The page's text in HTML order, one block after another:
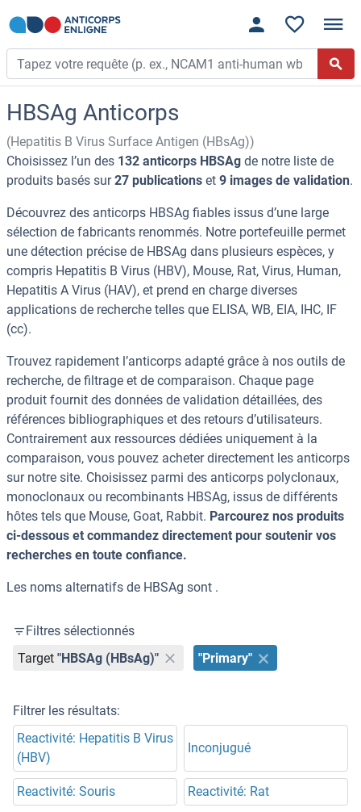
HBSAg Anticorps
(Hepatitis B Virus Surface Antigen (HBsAg))
Choisissez l’un des 132 anticorps HBSAg de notre liste de
produits basés sur27 publications et 9 images de validation.
Découvrez des anticorps HBSAg fiables issus d’une large
sélection de fabricants renommés. Notre portefeuille permet
une détection précise de HBSAg dans plusieurs espèces, y
compris Hepatitis B Virus (HBV), Mouse, Rat, Virus, Human,
Hepatitis A Virus (HAV), et prend en charge diverses
applications de recherche telles que ELISA, WB, EIA, IHC, IF
(cc).
Trouvez rapidement l’anticorps adapté grâce à nos outils de
recherche, de filtrage et de comparaison. Chaque page
produit fournit des données de validation détaillées, des
références bibliographiques et des retours d’utilisateurs.
Contrairement aux ressources dédiées uniquement à la
comparaison, vous pouvez acheter directement les anticorps
sur notre site. Choisissez parmi des anticorps polyclonaux,
monoclonaux ou recombinants HBSAg, issus de différents
hôtes tels que Mouse, Goat, Rabbit. Parcourez nos produits
ci-dessous et commandez directement pour soutenir vos
recherches en toute confiance.
Les noms alternatifs de HBSAg sont .
Filtres sélectionnés
Target "HBSAg (HBsAg)" "Primary"
Filtrer les résultats:
Reactivité: Hepatitis B Virus
(HBV)
Inconjugué
Reactivité: Souris Reactivité: Rat